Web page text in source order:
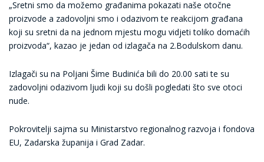
„Sretni smo da možemo građanima pokazati naše otočne
proizvode a zadovoljni smo i odazivom te reakcijom građana
koji su sretni da na jednom mjestu mogu vidjeti toliko domaćih
proizvoda“, kazao je jedan od izlagača na 2.Bodulskom danu.
Izlagači su na Poljani Šime Budinića bili do 20.00 sati te su
zadovoljni odazivom ljudi koji su došli pogledati što sve otoci
nude.
Pokrovitelji sajma su Ministarstvo regionalnog razvoja i fondova
EU, Zadarska županija i Grad Zadar.